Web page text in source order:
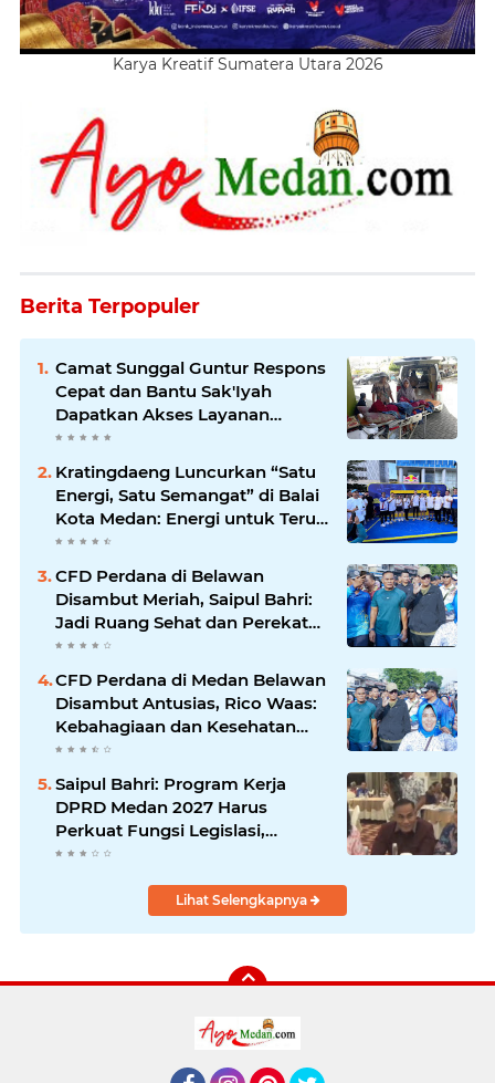
Karya Kreatif Sumatera Utara 2026
Berita Terpopuler
Camat Sunggal Guntur Respons
Cepat dan Bantu Sak'Iyah
Dapatkan Akses Layanan
Kesehatan
Kratingdaeng Luncurkan “Satu
Energi, Satu Semangat” di Balai
Kota Medan: Energi untuk Terus
Bergerak Maju
CFD Perdana di Belawan
Disambut Meriah, Saipul Bahri:
Jadi Ruang Sehat dan Perekat
Kebersamaan Warga Medan
CFD Perdana di Medan Belawan
Disambut Antusias, Rico Waas:
Kebahagiaan dan Kesehatan
Harus Hadir di Seluruh Penjuru
Saipul Bahri: Program Kerja
DPRD Medan 2027 Harus
Perkuat Fungsi Legislasi,
Anggaran dan Pengawasan
Lihat Selengkapnya